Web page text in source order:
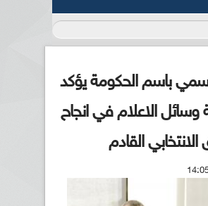
باسم الحكومة يؤكد
وسائل الاعلام في انجاح
القادم